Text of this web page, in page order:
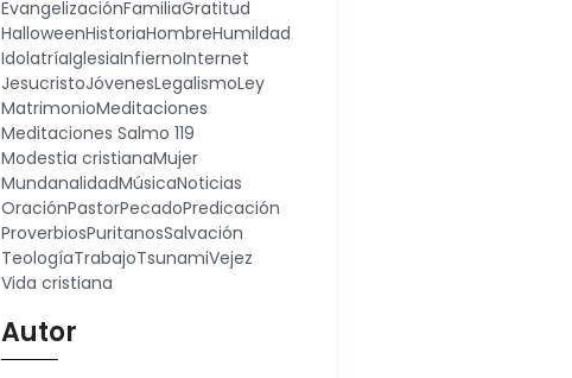
EvangelizaciónFamiliaGratitud
HalloweenHistoriaHombreHumildad
IdolatríaIglesiaInfiernoInternet
JesucristoJóvenesLegalismoLey
MatrimonioMeditaciones
Meditaciones Salmo 119
Modestia cristianaMujer
MundanalidadMúsicaNoticias
OraciónPastorPecadoPredicación
ProverbiosPuritanosSalvación
TeologíaTrabajoTsunamiVejez
Vida cristiana
Autor